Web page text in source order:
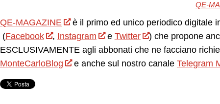
QE-
QE-MAGAZINE
è il primo ed unico periodico digitale
(Facebook , Instagram e Twitter
) che propone
ESCLUSIVAMENTE agli abbonati che ne facciano
MonteCarloBlog
e anche sul nostro canale Telegram